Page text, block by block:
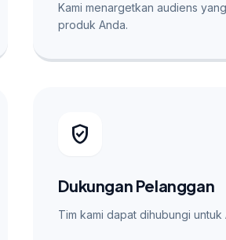
Kami menargetkan audiens
produk Anda.
verified_user
Dukungan Pelanggan
Tim kami dapat dihubungi untuk